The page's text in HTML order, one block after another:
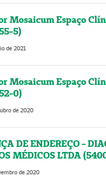
Mosaicum Espaço
5)
de 2021
Mosaicum Espaço
0)
de 2020
DE ENDEREÇO -
MÉDICOS LTDA
de 2020